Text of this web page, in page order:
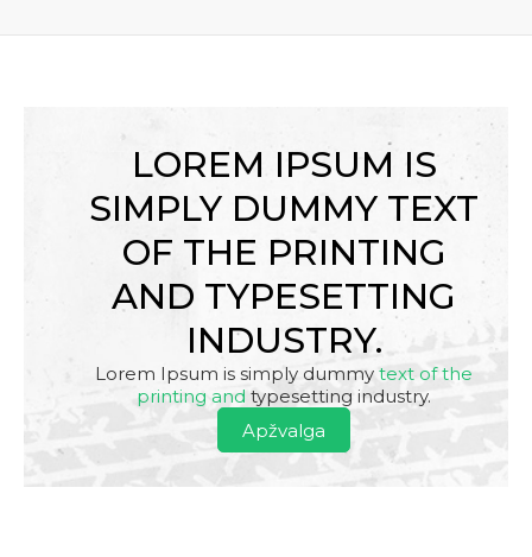
LOREM IPSUM IS
SIMPLY DUMMY TEXT
OF THE PRINTING
AND TYPESETTING
INDUSTRY.
Lorem Ipsum is simply dummy text of the
printing and typesetting industry.
Apžvalga